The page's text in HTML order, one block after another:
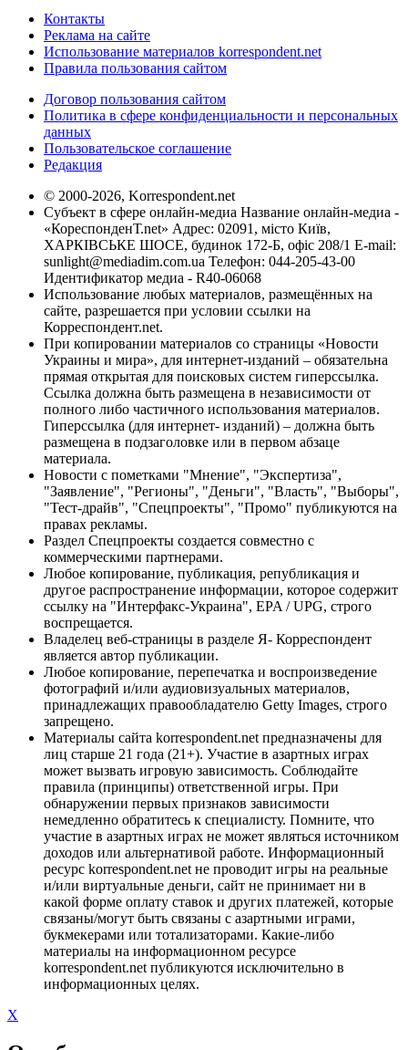
Контакты
Реклама на сайте
Использование материалов korrespondent.net
Правила пользования сайтом
Договор пользования сайтом
Политика в сфере конфиденциальности и персональных
данных
Пользовательское соглашение
Редакция
© 2000-2026, Korrespondent.net
Субъект в сфере онлайн-медиа Название онлайн-медиа -
«КореспонденТ.net» Адрес: 02091, місто Київ,
ХАРКІВСЬКЕ ШОСЕ, будинок 172-Б, офіс 208/1 E-mail:
sunlight@mediadim.com.ua Телефон: 044-205-43-00
Идентификатор медиа - R40-06068
Использование любых материалов, размещённых на
сайте, разрешается при условии ссылки на
Корреспондент.net.
При копировании материалов со страницы «Новости
Украины и мира», для интернет-изданий – обязательна
прямая открытая для поисковых систем гиперссылка.
Ссылка должна быть размещена в независимости от
полного либо частичного использования материалов.
Гиперссылка (для интернет- изданий) – должна быть
размещена в подзаголовке или в первом абзаце
материала.
Новости с пометками "Мнение", "Экспертиза",
"Заявление", "Регионы", "Деньги", "Власть", "Выборы",
"Тест-драйв", "Спецпроекты", "Промо" публикуются на
правах рекламы.
Раздел Спецпроекты создается совместно с
коммерческими партнерами.
Любое копирование, публикация, републикация и
другое распространение информации, которое содержит
ссылку на "Интерфакс-Украина", EPA / UPG, строго
воспрещается.
Владелец веб-страницы в разделе Я- Корреспондент
является автор публикации.
Любое копирование, перепечатка и воспроизведение
фотографий и/или аудиовизуальных материалов,
принадлежащих правообладателю Getty Images, строго
запрещено.
Материалы сайта korrespondent.net предназначены для
лиц старше 21 года (21+). Участие в азартных играх
может вызвать игровую зависимость. Соблюдайте
правила (принципы) ответственной игры. При
обнаружении первых признаков зависимости
немедленно обратитесь к специалисту. Помните, что
участие в азартных играх не может являться источником
доходов или альтернативой работе. Информационный
ресурс korrespondent.net не проводит игры на реальные
и/или виртуальные деньги, сайт не принимает ни в
какой форме оплату ставок и других платежей, которые
связаны/могут быть связаны с азартными играми,
букмекерами или тотализаторами. Какие-либо
материалы на информационном ресурсе
korrespondent.net публикуются исключительно в
информационных целях.
X